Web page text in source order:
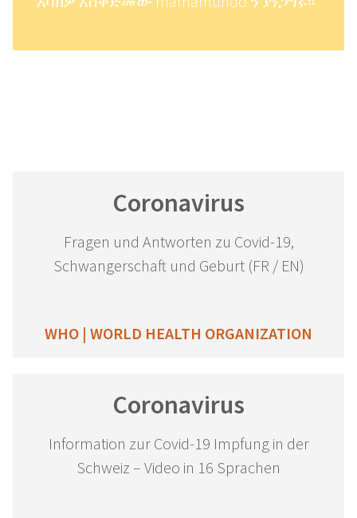
Coronavirus
Fragen und Antworten zu Covid-19,
Schwangerschaft und Geburt (FR / EN)
WHO | WORLD HEALTH ORGANIZATION
Coronavirus
Information zur Covid-19 Impfung in der
Schweiz – Video in 16 Sprachen